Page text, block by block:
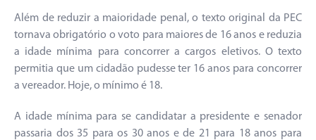
Além de reduzir a maioridade penal, o texto original da PEC
tornava obrigatório o voto para maiores de 16 anos e reduzia
a idade mínima para concorrer a cargos eletivos. O texto
permitia que um cidadão pudesse ter 16 anos para concorrer
a vereador. Hoje, o mínimo é 18.
A idade mínima para se candidatar a presidente e senador
passaria dos 35 para os 30 anos e de 21 para 18 anos para